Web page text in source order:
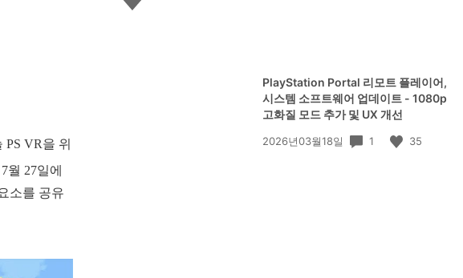
PS VR을 위
월 27일에
소를 공유
PlayStation Portal 리모트 플레이어,
시스템 소프트웨어 업데이트 - 1080p
고화질 모드 추가 및 UX 개선
공
2026년03월18일 1 35